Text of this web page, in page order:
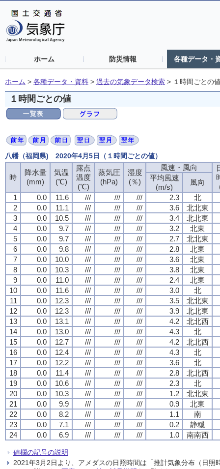
ホーム 防災情報 各種データ・
ホーム > 各種データ・資料 > 過去の気象データ検索 > １時間ごとの
１時間ごとの値
八幡（福岡県) 2020年4月5日（１時間ごとの値）
時
降水量
(mm)
気温
(℃)
露点
温度
(℃)
蒸気圧
(hPa)
湿度
(％)
風速・風向
平均風速
(m/s)
風向
1
0.0 11.6 /// /// /// 2.3
北
2
0.0 11.1 /// /// /// 3.6
北北東
3
0.0 10.5 /// /// /// 3.4
北北東
4
0.0 9.7 /// /// /// 3.2
北東
5
0.0 9.7 /// /// /// 2.7
北北東
6
0.0 9.8 /// /// /// 2.8
北東
7
0.0 10.0 /// /// /// 3.6
北東
8
0.0 10.3 /// /// /// 3.8
北東
9
0.0 11.0 /// /// /// 2.4
北東
10
0.0 11.6 /// /// /// 3.0
北
11
0.0 12.3 /// /// /// 3.5
北北東
12
0.0 12.3 /// /// /// 3.9
北北東
13
0.0 13.1 /// /// /// 4.2
北北西
14
0.0 13.0 /// /// /// 4.3
北
15
0.0 12.7 /// /// /// 4.2
北北西
16
0.0 12.4 /// /// /// 4.3
北
17
0.0 12.2 /// /// /// 3.6
北
18
0.0 11.4 /// /// /// 2.8
北北西
19
0.0 10.6 /// /// /// 2.3
北
20
0.0 10.3 /// /// /// 1.2
北北東
21
0.0 9.9 /// /// /// 0.9
北東
22
0.0 8.2 /// /// /// 1.1
南
23
0.0 7.1 /// /// /// 0.2
静穏
24
0.0 6.9 /// /// /// 1.0 南南西
値欄の記号の説明
2021年3月2日より、アメダスの日照時間は「推計気象分布（日